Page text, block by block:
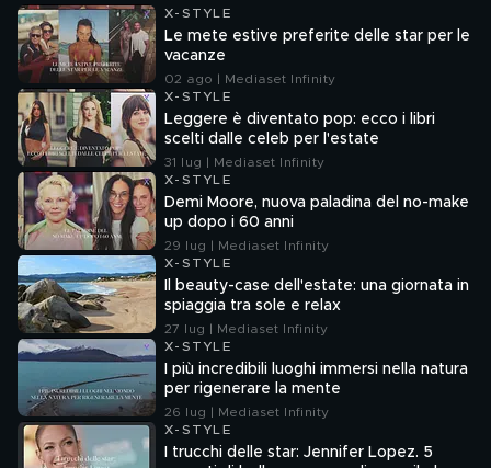
X-STYLE
Le mete estive preferite delle star per le
vacanze
02 ago | Mediaset Infinity
X-STYLE
Leggere è diventato pop: ecco i libri
scelti dalle celeb per l'estate
31 lug | Mediaset Infinity
X-STYLE
Demi Moore, nuova paladina del no-make
up dopo i 60 anni
29 lug | Mediaset Infinity
X-STYLE
Il beauty-case dell'estate: una giornata in
spiaggia tra sole e relax
27 lug | Mediaset Infinity
X-STYLE
I più incredibili luoghi immersi nella natura
per rigenerare la mente
26 lug | Mediaset Infinity
X-STYLE
I trucchi delle star: Jennifer Lopez. 5